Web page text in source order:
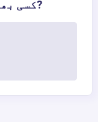
کسی بھی تفصیل کے لیے مدد درکار ہے?